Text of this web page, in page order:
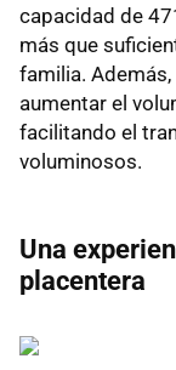
capacidad de
más que
familia.
aumentar el
facilitando el
voluminosos.
Una
placentera